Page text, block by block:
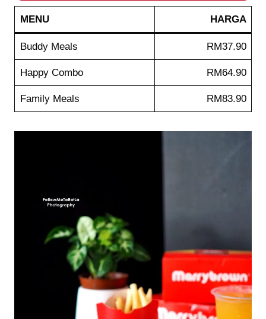
MENU HARGA
Buddy Meals RM37.90
Happy Combo RM64.90
Family Meals RM83.90